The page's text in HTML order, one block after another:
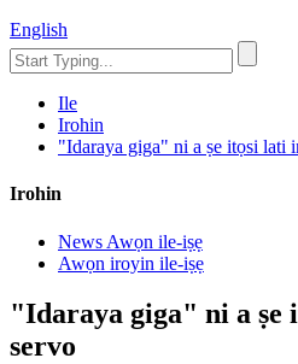
English
Ile
Irohin
"Idaraya giga" ni a ṣe itọsi lati
Irohin
News Awọn ile-iṣẹ
Awọn iroyin ile-iṣẹ
"Idaraya giga" ni a ṣe
servo